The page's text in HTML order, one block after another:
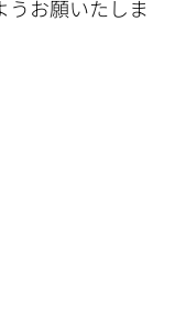
うお願いたしま